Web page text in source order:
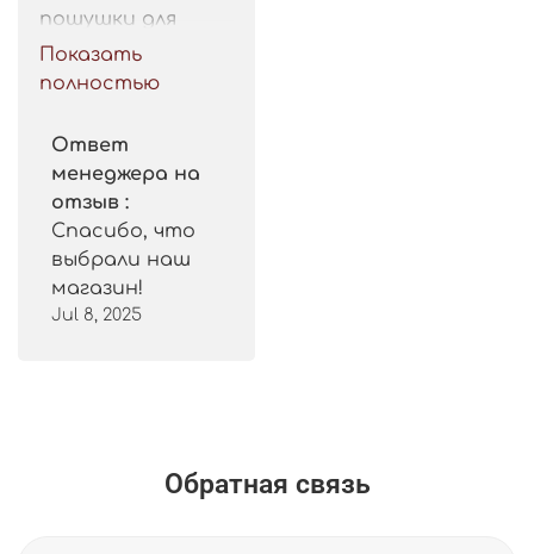
пошушки для
такой цены.
Рекомендую.
Показать
полностью
Ответ
менеджера на
отзыв :
Спасибо, что
выбрали наш
магазин!
Jul 8, 2025
Обратная связь